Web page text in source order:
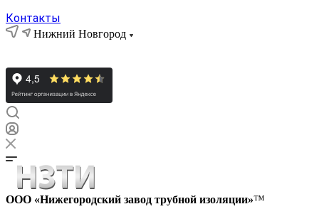
Контакты
Нижний Новгород
ООО «Нижегородский завод трубной изоляции»™